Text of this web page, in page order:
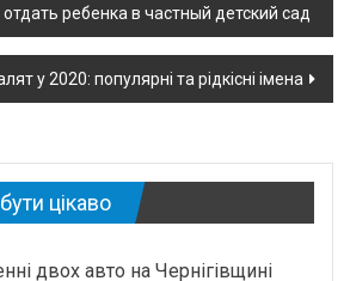
ребенка в частный детский сад
у 2020: популярні та рідкісні імена
цікаво
двох авто на Чернігівщині